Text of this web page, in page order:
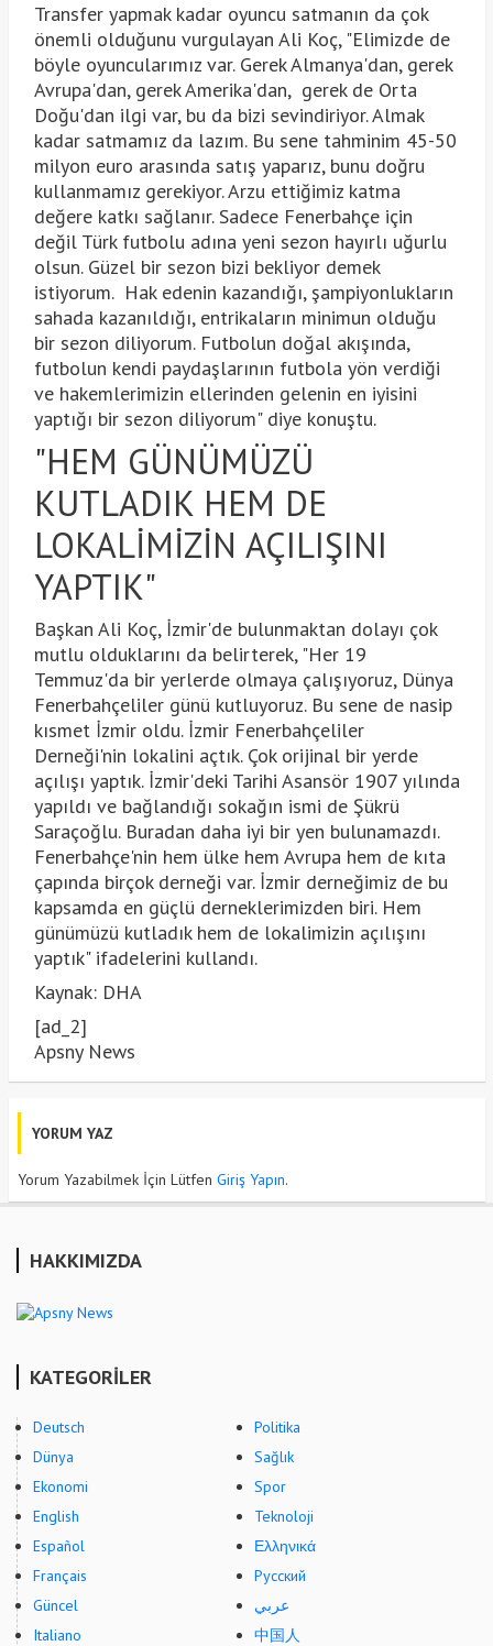
Transfer yapmak kadar oyuncu satmanın da çok
önemli olduğunu vurgulayan Ali Koç, "Elimizde de
böyle oyuncularımız var. Gerek Almanya'dan, gerek
Avrupa'dan, gerek Amerika'dan, gerek de Orta
Doğu'dan ilgi var, bu da bizi sevindiriyor. Almak
kadar satmamız da lazım. Bu sene tahminim 45-50
milyon euro arasında satış yaparız, bunu doğru
kullanmamız gerekiyor. Arzu ettiğimiz katma
değere katkı sağlanır. Sadece Fenerbahçe için
değil Türk futbolu adına yeni sezon hayırlı uğurlu
olsun. Güzel bir sezon bizi bekliyor demek
istiyorum. Hak edenin kazandığı, şampiyonlukların
sahada kazanıldığı, entrikaların minimun olduğu
bir sezon diliyorum. Futbolun doğal akışında,
futbolun kendi paydaşlarının futbola yön verdiği
ve hakemlerimizin ellerinden gelenin en iyisini
yaptığı bir sezon diliyorum" diye konuştu.
"HEM GÜNÜMÜZÜ
KUTLADIK HEM DE
LOKALİMİZİN AÇILIŞINI
YAPTIK"
Başkan Ali Koç, İzmir'de bulunmaktan dolayı çok
mutlu olduklarını da belirterek, "Her 19
Temmuz'da bir yerlerde olmaya çalışıyoruz, Dünya
Fenerbahçeliler günü kutluyoruz. Bu sene de nasip
kısmet İzmir oldu. İzmir Fenerbahçeliler
Derneği'nin lokalini açtık. Çok orijinal bir yerde
açılışı yaptık. İzmir'deki Tarihi Asansör 1907 yılında
yapıldı ve bağlandığı sokağın ismi de Şükrü
Saraçoğlu. Buradan daha iyi bir yen bulunamazdı.
Fenerbahçe'nin hem ülke hem Avrupa hem de kıta
çapında birçok derneği var. İzmir derneğimiz de bu
kapsamda en güçlü derneklerimizden biri. Hem
günümüzü kutladık hem de lokalimizin açılışını
yaptık" ifadelerini kullandı.
Kaynak: DHA
[ad_2]
Apsny News
YORUM YAZ
Yorum Yazabilmek İçin Lütfen Giriş Yapın.
HAKKIMIZDA
KATEGORİLER
Deutsch
Dünya
Ekonomi
English
Español
Français
Güncel
Italiano
Politika
Sağlık
Spor
Teknoloji
Ελληνικά
Русский
عربي
中国人